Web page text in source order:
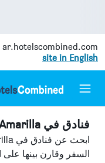
ar.hotelscombined.com
site in English
فنادق في Tierra Amarilla، شيلي
السفر وقارن بينها على HotelsCombined ووفّر.